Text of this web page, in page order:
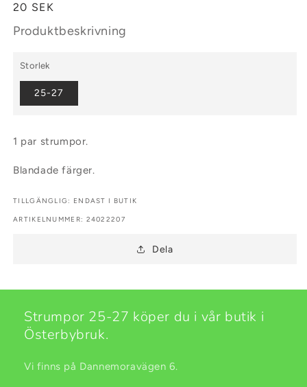
Ordinarie
pris
20 SEK
Produktbeskrivning
Storlek
25-27
1 par strumpor.
Blandade färger.
TILLGÄNGLIG: ENDAST I BUTIK
ARTIKELNUMMER:
ARTIKELNUMMER: 24022207
Dela
Strumpor 25-27 köper du i vår butik i
Österbybruk.
Vi finns på Dannemoravägen 6.